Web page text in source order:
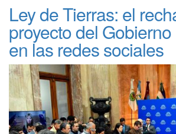
Ley de Tierras: el
proyecto del
en las redes sociales